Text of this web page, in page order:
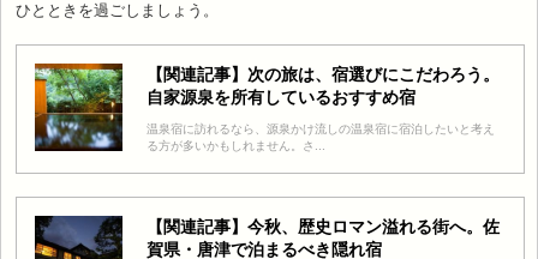
ひとときを過ごしましょう。
【関連記事】次の旅は、宿選びにこだわろう。
自家源泉を所有しているおすすめ宿
温泉宿に訪れるなら、源泉かけ流しの温泉宿に宿泊したいと考え
る方が多いかもしれません。さ...
【関連記事】今秋、歴史ロマン溢れる街へ。佐
賀県・唐津で泊まるべき隠れ宿